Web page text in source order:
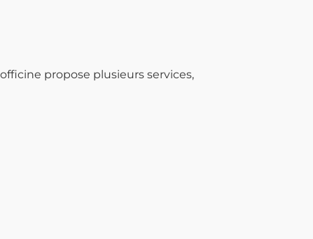
propose plusieurs services,